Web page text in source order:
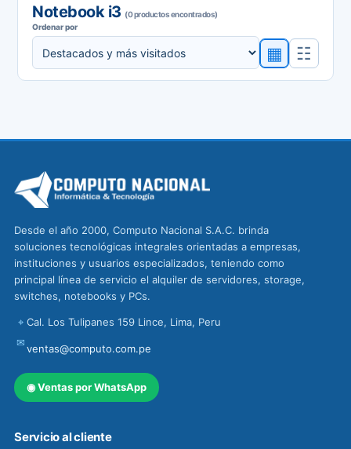
Notebook i3 (0 productos encontrados)
Ordenar por
▦ ☷
Desde el año 2000, Computo Nacional S.A.C. brinda
soluciones tecnológicas integrales orientadas a empresas,
instituciones y usuarios especializados, teniendo como
principal línea de servicio el alquiler de servidores, storage,
switches, notebooks y PCs.
⌖ Cal. Los Tulipanes 159 Lince, Lima, Peru
✉ventas@computo.com.pe
◉Ventas por WhatsApp
Servicio al cliente